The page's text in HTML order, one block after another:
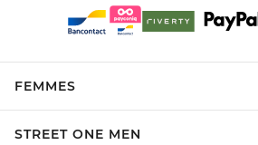
FEMMES
STREET ONE MEN